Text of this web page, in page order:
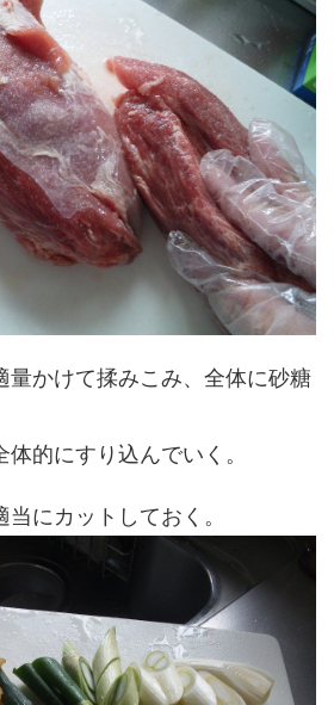
量かけて揉みこみ、全体に砂糖
的にすり込んでいく。
にカットしておく。